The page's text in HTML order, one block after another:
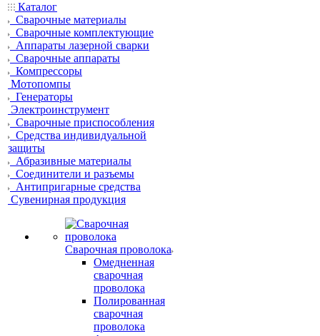
Каталог
Сварочные материалы
Сварочные комплектующие
Аппараты лазерной сварки
Сварочные аппараты
Компрессоры
Мотопомпы
Генераторы
Электроинструмент
Сварочные приспособления
Средства индивидуальной
защиты
Абразивные материалы
Соединители и разъемы
Антипригарные средства
Сувенирная продукция
Сварочная проволока
Омедненная
сварочная
проволока
Полированная
сварочная
проволока